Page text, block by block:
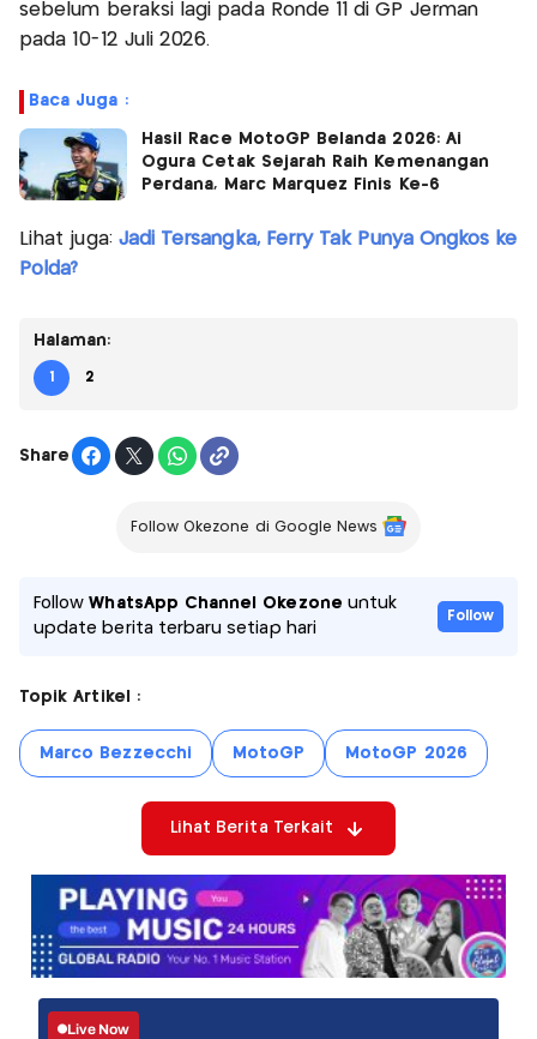
sebelum beraksi lagi pada Ronde 11 di GP Jerman
pada 10-12 Juli 2026.
Baca Juga :
Hasil Race MotoGP Belanda 2026: Ai
Ogura Cetak Sejarah Raih Kemenangan
Perdana, Marc Marquez Finis Ke-6
Lihat juga: Jadi Tersangka, Ferry Tak Punya Ongkos ke
Polda?
Halaman:
1 2
Share
Follow Okezone di Google News
FollowWhatsApp Channel Okezone untuk
update berita terbaru setiap hari
Follow
Topik Artikel :
Marco Bezzecchi MotoGP MotoGP 2026
Lihat Berita Terkait
Live Now